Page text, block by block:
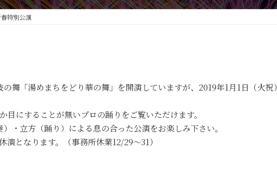
特別公演
舞「湯めまちをどり華の舞」を開演していますが、2019年1月1日（火
目にすることが無いプロの踊りをご覧いただけます。
・立方（踊り）による息の合った公演をお楽しみ下さい。
となります。（事務所休業12/29～31）